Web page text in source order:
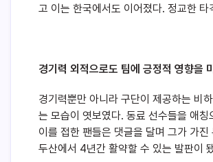
고 이는 한국에서도 이어졌다. 정교한
경기력 외적으로도 팀에 긍정적 영향을
경기력뿐만 아니라 구단이 제공하는 비
는 모습이 엿보였다. 동료 선수들을 애
이를 접한 팬들은 댓글을 달며 그가 가
두산에서 4년간 활약할 수 있는 발판이